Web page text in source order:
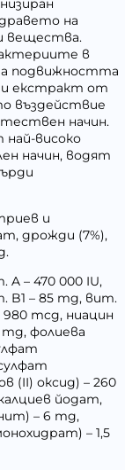
на
вещества.
в
подвижността
и екстракт от
въздействие
начин.
високо
начин, водят
и
дрожди (7%),
A – 470 000 IU,
B1 – 85 mg, вит.
980 mcg, ниацин
фолиева
(II) оксид) – 260
йодат,
– 6 mg,
– 1,5